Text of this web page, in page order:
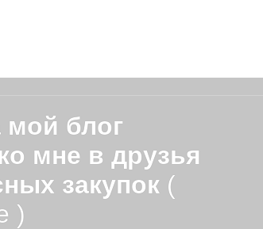
блог
мне в друзья
закупок (
)